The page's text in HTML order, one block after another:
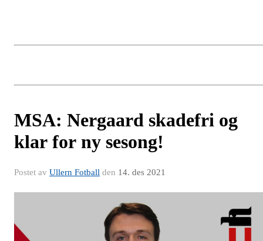
MSA: Nergaard skadefri og
klar for ny sesong!
Postet av Ullern Fotball den 14. des 2021